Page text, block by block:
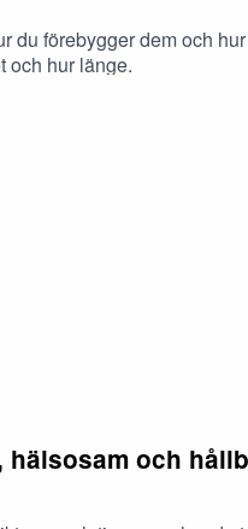
du förebygger dem och
och hur länge.
hälsosam och